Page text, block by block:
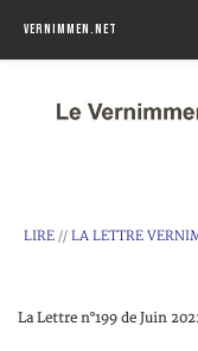
Vernimmen.net
LIRE // LA LETTRE
La Lettre n°199 de Juin